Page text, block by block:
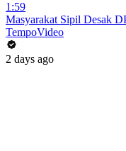
1:59
Masyarakat Sipil Desak
TempoVideo
2 days ago